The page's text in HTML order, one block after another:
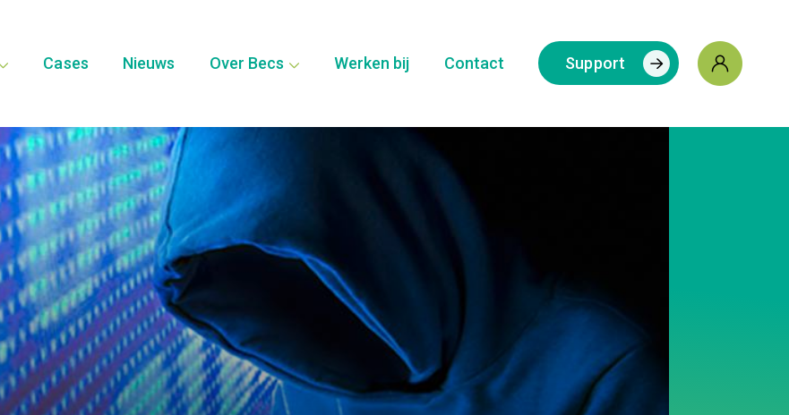
Cases Nieuws Over Becs Werken bij Contact Support